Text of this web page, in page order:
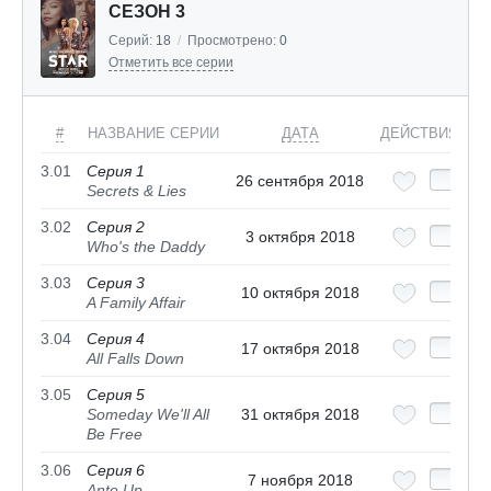
СЕЗОН 3
Серий: 18 / Просмотрено: 0
Отметить все серии
# НАЗВАНИЕ СЕРИИ ДАТА ДЕЙСТВИЯ
3.01
Серия 1
Secrets & Lies
26 сентября 2018
3.02
Серия 2
Who's the Daddy
3 октября 2018
3.03
Серия 3
A Family Affair
10 октября 2018
3.04
Серия 4
All Falls Down
17 октября 2018
3.05
Серия 5
Someday We'll All
Be Free
31 октября 2018
3.06
Серия 6
7 ноября 2018